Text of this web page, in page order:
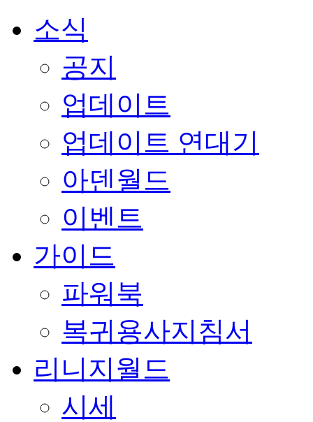
소식
공지
업데이트
업데이트 연대기
아덴월드
이벤트
가이드
파워북
복귀용사지침서
리니지월드
시세